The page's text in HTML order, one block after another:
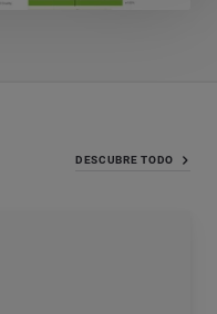
DESCUBRE TODO